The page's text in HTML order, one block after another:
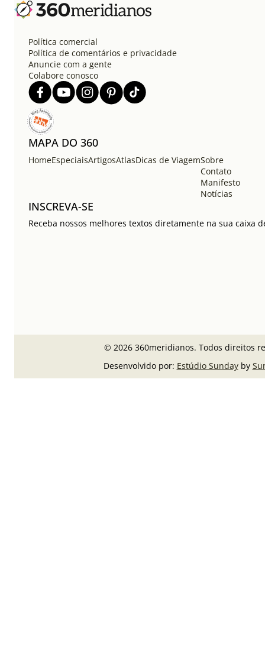
Política comercial
Política de comentários e privacidade
Anuncie com a gente
Colabore conosco
MAPA DO 360
HomeEspeciaisArtigosAtlasDicas de ViagemSobre
Contato
Manifesto
Notícias
INSCREVA-SE
Receba nossos melhores textos diretamente na sua caixa
© 2026 360meridianos. Todos direitos
Desenvolvido por: Estúdio Sundayby